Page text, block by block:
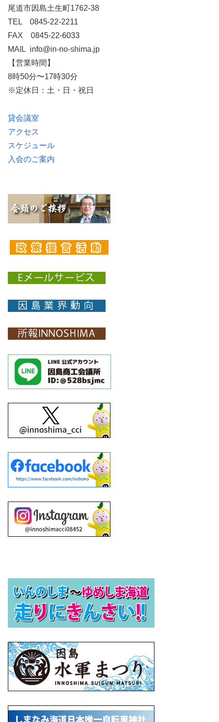
尾道市因島土生町1762-38
TEL 0845-22-2211
FAX 0845-22-6033
MAIL info@in-no-shima.jp
【営業時間】
8時50分〜17時30分
※定休日：土・日・祝日
貸会議室
アクセス
スケジュール
入会のご案内